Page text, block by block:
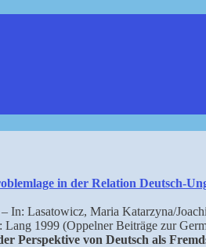
in der Relation Deutsch-
– In: Lasatowicz, Maria Katarzyna/
1999 (Oppelner Beiträge zur
Perspektive von Deutsch als